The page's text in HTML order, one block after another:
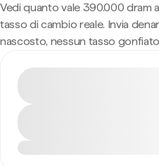
Vedi quanto vale 390.000 dram
tasso di cambio reale. Invia
nascosto, nessun tasso